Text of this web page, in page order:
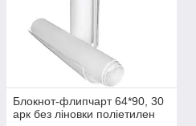
Блокнот-флипчарт 64*90, 30
арк без ліновки поліетилен